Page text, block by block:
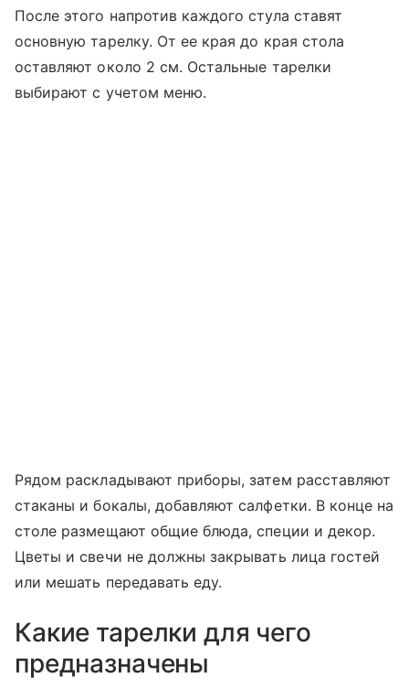
После этого напротив каждого стула ставят
основную тарелку. От ее края до края стола
оставляют около 2 см. Остальные тарелки
выбирают с учетом меню.
Рядом раскладывают приборы, затем расставляют
стаканы и бокалы, добавляют салфетки. В конце на
столе размещают общие блюда, специи и декор.
Цветы и свечи не должны закрывать лица гостей
или мешать передавать еду.
Какие тарелки для чего
предназначены